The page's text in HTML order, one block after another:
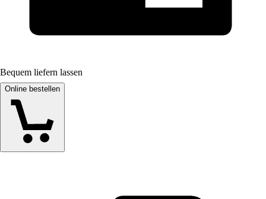
Bequem liefern lassen
Online bestellen